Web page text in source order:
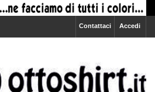
Accedi
Contattaci